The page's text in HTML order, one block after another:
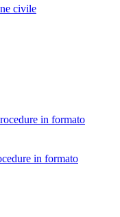
civile
in formato
in formato